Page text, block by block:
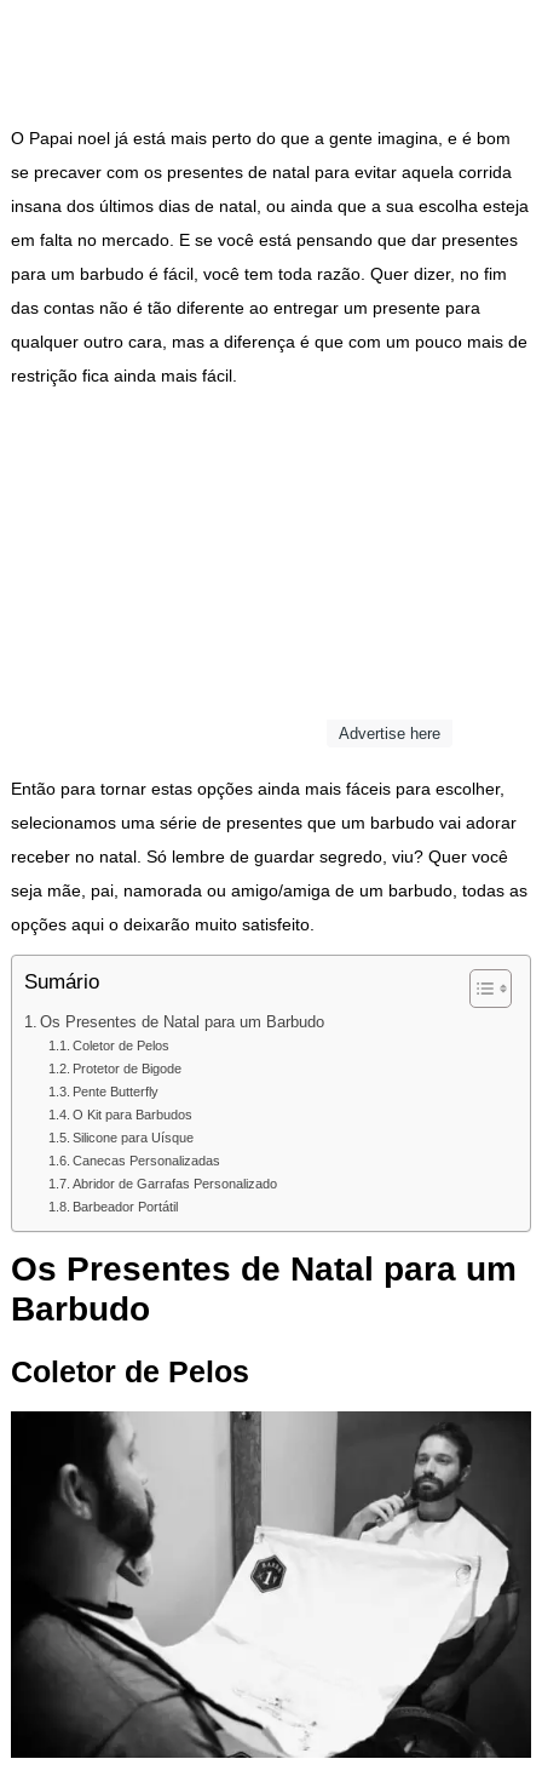
O Papai noel já está mais perto do que a gente imagina, e é bom
se precaver com os presentes de natal para evitar aquela corrida
insana dos últimos dias de natal, ou ainda que a sua escolha esteja
em falta no mercado. E se você está pensando que dar presentes
para um barbudo é fácil, você tem toda razão. Quer dizer, no fim
das contas não é tão diferente ao entregar um presente para
qualquer outro cara, mas a diferença é que com um pouco mais de
restrição fica ainda mais fácil.
Advertise here
Então para tornar estas opções ainda mais fáceis para escolher,
selecionamos uma série de presentes que um barbudo vai adorar
receber no natal. Só lembre de guardar segredo, viu? Quer você
seja mãe, pai, namorada ou amigo/amiga de um barbudo, todas as
opções aqui o deixarão muito satisfeito.
Sumário
Os Presentes de Natal para um Barbudo
Coletor de Pelos
Protetor de Bigode
Pente Butterfly
O Kit para Barbudos
Silicone para Uísque
Canecas Personalizadas
Abridor de Garrafas Personalizado
Barbeador Portátil
Os Presentes de Natal para um
Barbudo
Coletor de Pelos